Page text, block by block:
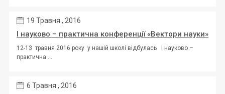
19 Травня , 2016
І науково – практична конференції «Вектори науки»
12-13 травня 2016 року у нашій школі відбулась І науково –
практична ...
6 Травня , 2016